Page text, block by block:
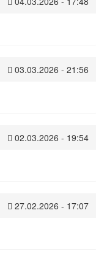
03.03.2026 - 21:56
02.03.2026 - 19:54
27.02.2026 - 17:07